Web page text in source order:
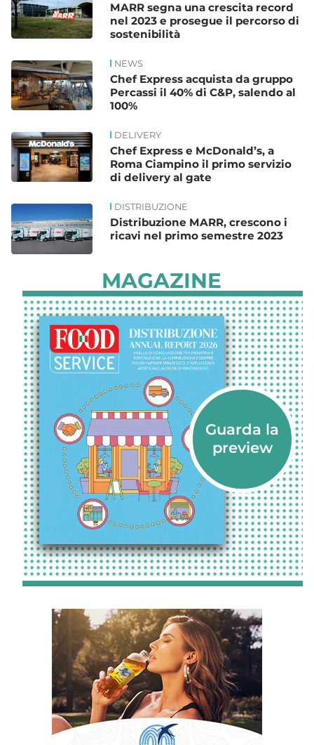
MARR segna una crescita record
nel 2023 e prosegue il percorso di
sostenibilità
NEWS
Chef Express acquista da gruppo
Percassi il 40% di C&P, salendo al
100%
DELIVERY
Chef Express e McDonald’s, a
Roma Ciampino il primo servizio
di delivery al gate
DISTRIBUZIONE
Distribuzione MARR, crescono i
ricavi nel primo semestre 2023
MAGAZINE